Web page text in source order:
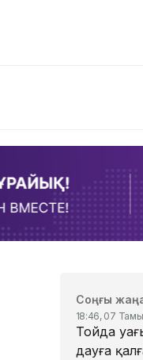
Соңғы
18:46, 07
Тойда
дауға